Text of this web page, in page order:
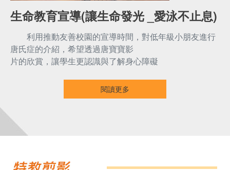
生命教育宣導(讓生命發光 _愛泳不止息)
利用推動友善校園的宣導時間，對低年級小朋友進行
唐氏症的介紹，希望透過唐寶寶影
片的欣賞，讓學生更認識與了解身心障礙
閱讀更多